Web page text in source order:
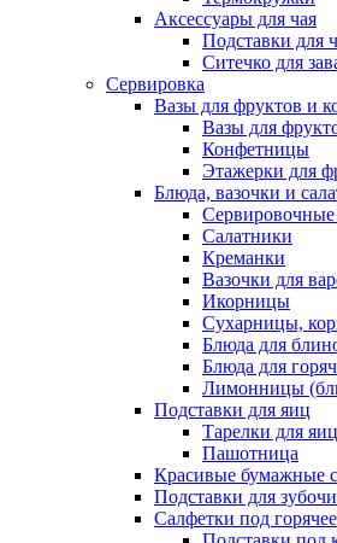
Аксессуары для чая
Подставки для
Ситечко для
Сервировка
Вазы для фруктов и
Вазы для
Конфетницы
Этажерки для
Блюда, вазочки и
Салатники
Креманки
Вазочки для
Икорницы
Сухарницы,
Блюда для
Блюда для
Лимонницы
Подставки для яиц
Тарелки для яиц
Пашотница
Красивые бумажные
Подставки для
Салфетки под горячее